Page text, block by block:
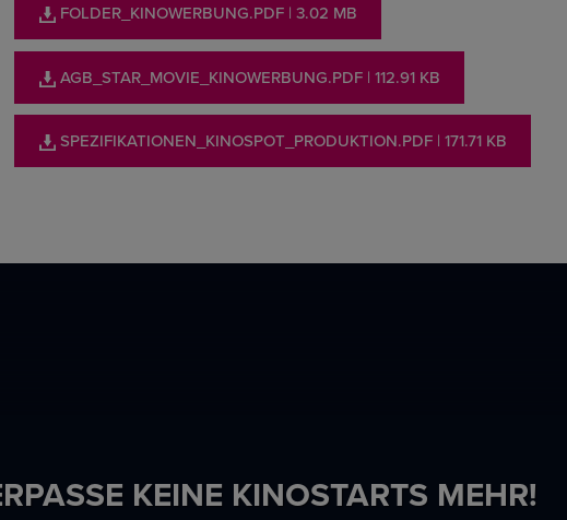
FOLDER_KINOWERBUNG.PDF | 3.02 MB
AGB_STAR_MOVIE_KINOWERBUNG.PDF | 112.91 KB
SPEZIFIKATIONEN_KINOSPOT_PRODUKTION.PDF | 171.71 KB
KEINE KINOSTARTS MEHR!